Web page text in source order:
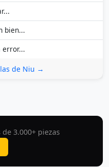
bien...
error...
de Niu →
de 3.000+ piezas